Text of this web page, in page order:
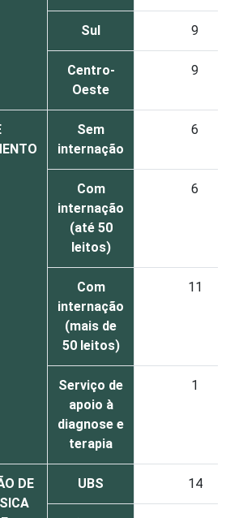
Sul 9
Centro-
Oeste
9
Sem
internação
6
Com
internação
(até 50
leitos)
6
Com
internação
(mais de
50 leitos)
11
Serviço de
apoio à
diagnose e
terapia
1
DE
UBS 14